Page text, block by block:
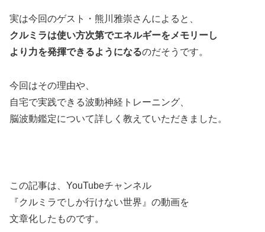
実は今回のゲスト・熊川雅崇さんによると、
クルミラは使い方次第でエネルギーをメモリーし
より力を発揮できるようになるのだそうです。
今回はその理由や、
自宅で実践できる波動神経トレーニング、
脳波動鑑定について詳しく教えていただきました。
この記事は、YouTubeチャンネル
『クルミラでしか行けない世界』の動画を
文章化したものです。